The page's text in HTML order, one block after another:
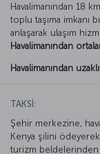
Havalimanından 18
toplu taşıma imkanı
anlaşarak ulaşım
Havalimanından
Havalimanından
TAKSİ:
Şehir merkezine,
Kenya şilini
turizm beldelerinden